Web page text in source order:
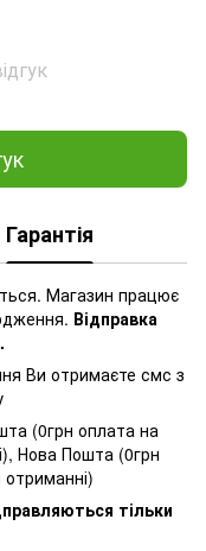
Гарантія
Магазин працює
Відправка
Ви отримаєте смс з
(0грн оплата на
Нова Пошта (0грн
тільки